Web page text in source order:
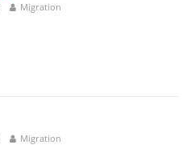
Migration
Migration